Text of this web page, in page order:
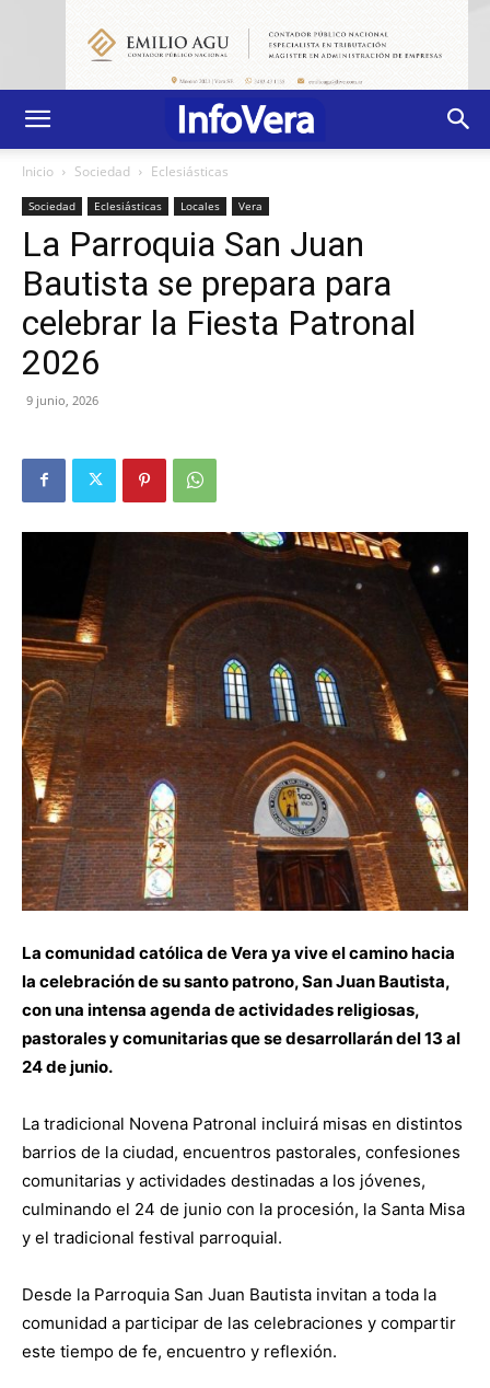
Inicio Sociedad Eclesiásticas
Sociedad Eclesiásticas Locales Vera
La Parroquia San Juan
Bautista se prepara para
celebrar la Fiesta Patronal
2026
9 junio, 2026
La comunidad católica de Vera ya vive el camino hacia
la celebración de su santo patrono, San Juan Bautista,
con una intensa agenda de actividades religiosas,
pastorales y comunitarias que se desarrollarán del 13 al
24 de junio.
La tradicional Novena Patronal incluirá misas en distintos
barrios de la ciudad, encuentros pastorales, confesiones
comunitarias y actividades destinadas a los jóvenes,
culminando el 24 de junio con la procesión, la Santa Misa
y el tradicional festival parroquial.
Desde la Parroquia San Juan Bautista invitan a toda la
comunidad a participar de las celebraciones y compartir
este tiempo de fe, encuentro y reflexión.